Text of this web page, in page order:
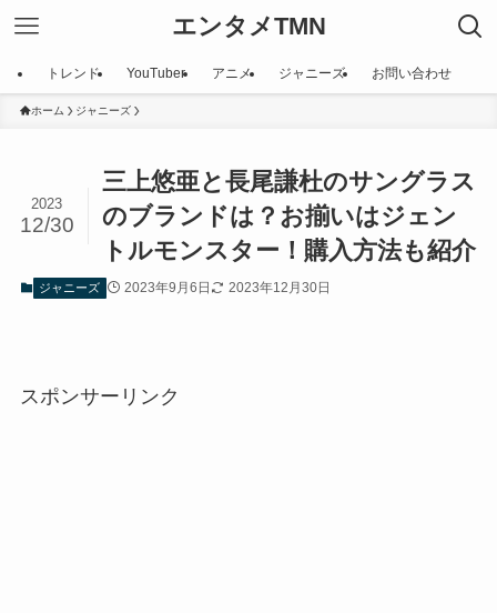
エンタメTMN
トレンド YouTuber アニメ ジャニーズ お問い合わせ
ホーム ジャニーズ
三上悠亜と長尾謙杜のサングラス
のブランドは？お揃いはジェン
トルモンスター！購入方法も紹介
2023
12/30
ジャニーズ 2023年9月6日 2023年12月30日
スポンサーリンク